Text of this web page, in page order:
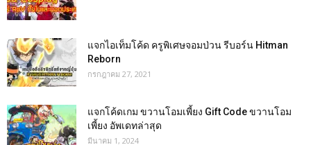
แจกไอเท็มโค้ด ครูพิเศษจอมป่วน รีบอร์น Hitman
Reborn
กรกฎาคม 27, 2021
แจกโค้ดเกม ขวานโอมเพี้ยง Gift Code ขวานโอม
เพี้ยง อัพเดทล่าสุด
มีนาคม 1, 2024